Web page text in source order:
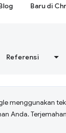
Baru di
Referensi
menggunakan
Anda.